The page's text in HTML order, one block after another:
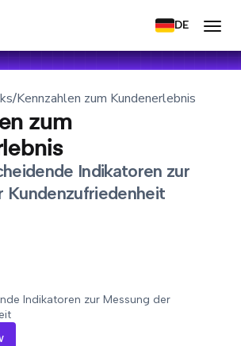
DE
/Kennzahlen zum Kundenerlebnis
zum
Indikatoren zur
Kundenzufriedenheit
Indikatoren zur Messung der